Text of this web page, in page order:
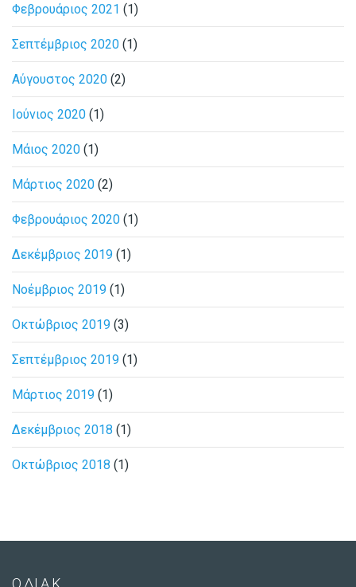
Φεβρουάριος 2021 (1)
Σεπτέμβριος 2020 (1)
Αύγουστος 2020 (2)
Ιούνιος 2020 (1)
Μάιος 2020 (1)
Μάρτιος 2020 (2)
Φεβρουάριος 2020 (1)
Δεκέμβριος 2019 (1)
Νοέμβριος 2019 (1)
Οκτώβριος 2019 (3)
Σεπτέμβριος 2019 (1)
Μάρτιος 2019 (1)
Δεκέμβριος 2018 (1)
Οκτώβριος 2018 (1)
Ο.ΔΙ.Α.Κ